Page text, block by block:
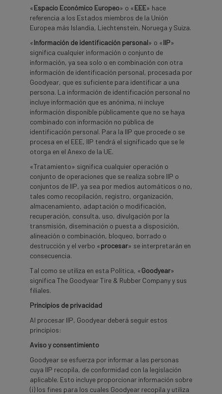
«Espacio Económico Europeo» o «EEE» hace
referencia a los Estados miembros de la Unión
Europea más Islandia, Liechtenstein, Noruega y Suiza.
«Información de identificación personal» o «IIP»
significa cualquier información o conjunto de
información, ya sea solo o en combinación con otra
información de identificación personal, procesada por
Goodyear, que es suficiente para identificar a una
persona. La información de identificación personal no
incluye información que es anónima, ni incluye
información disponible públicamente que no se haya
combinado con información no pública de
identificación personal. Para la IIP que procede o se
procesa en el EEE, IIP tendrá el significado que se le
otorga en el Anexo de la UE.
«Tratamiento» significa cualquier operación o
conjunto de operaciones que se realiza sobre IIP o
conjuntos de IIP, ya sea por medios automáticos o no,
tales como recopilación, registro, organización,
almacenamiento, adaptación o modificación,
recuperación, consulta, uso, divulgación por la
transmisión, diseminación o puesta a disposición,
alineación o combinación, bloqueo, borrado o
destrucción y el verbo «procesar» se interpretarán en
consecuencia.
Tal como se utiliza en esta Política, «Goodyear»
significa The Goodyear Tire & Rubber Company y sus
filiales.
Principios de privacidad
Al procesar IIP, Goodyear deberá seguir estos
principios:
Aviso y consentimiento
Goodyear se esfuerza por informar a las personas
cuya IIP recopila, de conformidad con la legislación
aplicable. Esto incluye proporcionar información sobre
(i) los fines para los cuales Goodyear recopila y utiliza